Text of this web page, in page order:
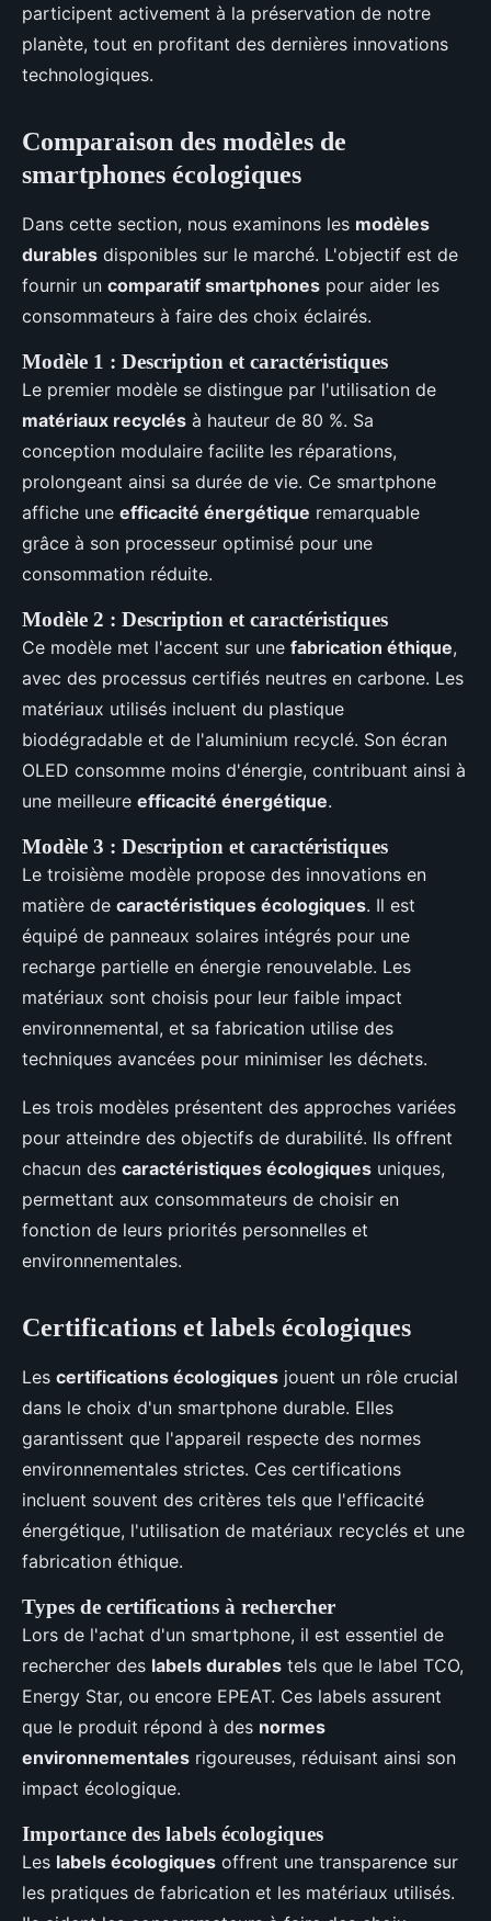
participent activement à la préservation de notre
planète, tout en profitant des dernières innovations
technologiques.
Comparaison des modèles de
smartphones écologiques
Dans cette section, nous examinons les modèles
durables disponibles sur le marché. L'objectif est de
fournir un comparatif smartphones pour aider les
consommateurs à faire des choix éclairés.
Modèle 1 : Description et caractéristiques
Le premier modèle se distingue par l'utilisation de
matériaux recyclés à hauteur de 80 %. Sa
conception modulaire facilite les réparations,
prolongeant ainsi sa durée de vie. Ce smartphone
affiche une efficacité énergétique remarquable
grâce à son processeur optimisé pour une
consommation réduite.
Modèle 2 : Description et caractéristiques
Ce modèle met l'accent sur une fabrication éthique,
avec des processus certifiés neutres en carbone. Les
matériaux utilisés incluent du plastique
biodégradable et de l'aluminium recyclé. Son écran
OLED consomme moins d'énergie, contribuant ainsi à
une meilleure efficacité énergétique.
Modèle 3 : Description et caractéristiques
Le troisième modèle propose des innovations en
matière de caractéristiques écologiques. Il est
équipé de panneaux solaires intégrés pour une
recharge partielle en énergie renouvelable. Les
matériaux sont choisis pour leur faible impact
environnemental, et sa fabrication utilise des
techniques avancées pour minimiser les déchets.
Les trois modèles présentent des approches variées
pour atteindre des objectifs de durabilité. Ils offrent
chacun des caractéristiques écologiques uniques,
permettant aux consommateurs de choisir en
fonction de leurs priorités personnelles et
environnementales.
Certifications et labels écologiques
Les certifications écologiques jouent un rôle crucial
dans le choix d'un smartphone durable. Elles
garantissent que l'appareil respecte des normes
environnementales strictes. Ces certifications
incluent souvent des critères tels que l'efficacité
énergétique, l'utilisation de matériaux recyclés et une
fabrication éthique.
Types de certifications à rechercher
Lors de l'achat d'un smartphone, il est essentiel de
rechercher des labels durables tels que le label TCO,
Energy Star, ou encore EPEAT. Ces labels assurent
que le produit répond à des normes
environnementales rigoureuses, réduisant ainsi son
impact écologique.
Importance des labels écologiques
Les labels écologiques offrent une transparence sur
les pratiques de fabrication et les matériaux utilisés.